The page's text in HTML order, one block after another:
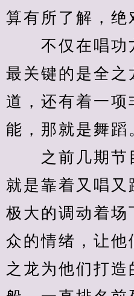
算有所了解，绝
不仅在唱功
最关键的是全之
道，还有着一项
能，那就是舞蹈
之前几期节
就是靠着又唱又
极大的调动着场
众的情绪，让他
之龙为他们打造